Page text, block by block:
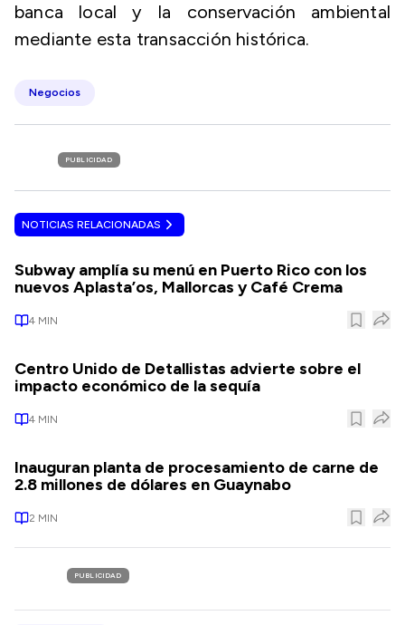
banca local y la conservación ambiental
mediante esta transacción histórica.
Negocios
PUBLICIDAD
NOTICIAS RELACIONADAS
Subway amplía su menú en Puerto Rico con los
nuevos Aplasta’os, Mallorcas y Café Crema
4 MIN
Centro Unido de Detallistas advierte sobre el
impacto económico de la sequía
4 MIN
Inauguran planta de procesamiento de carne de
2.8 millones de dólares en Guaynabo
2 MIN
PUBLICIDAD